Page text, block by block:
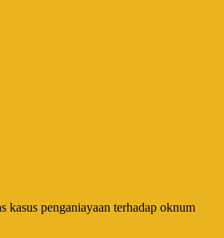
kasus penganiayaan terhadap oknum